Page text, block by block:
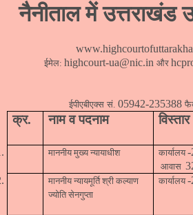
नैनीताल में उत्तराखंड
ईमेल: highcourt-ua@nic.in और
ईपीएबीएक्स सं. 05942-235388
क्र. नाम व पदनाम विस्तार
माननीय मुख्य न्यायाधीश कार्यालय-
आवास
माननीय न्यायमूर्ति श्री कल्याण
ज्योति सेनगुप्ता
कार्यालय-